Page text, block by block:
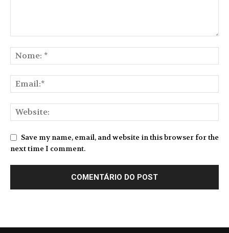
Save my name, email, and website in this browser for the
next time I comment.